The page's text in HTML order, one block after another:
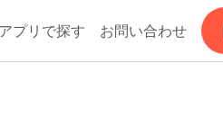
プリで探す お問い合わせ